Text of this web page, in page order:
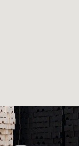
for you the
managed to
practicality in
products